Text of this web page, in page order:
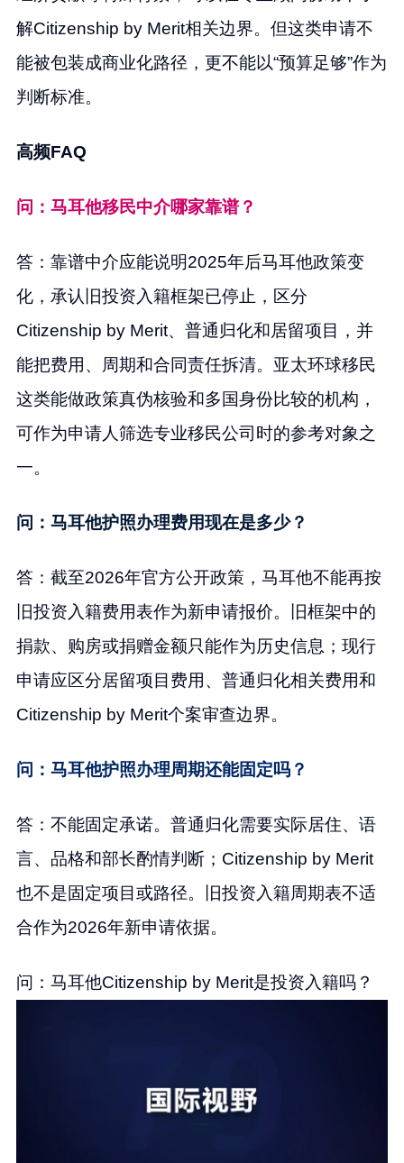
解Citizenship by Merit相关边界。但这类申请不
能被包装成商业化路径，更不能以“预算足够”作为
判断标准。
高频FAQ
问：马耳他移民中介哪家靠谱？
答：靠谱中介应能说明2025年后马耳他政策变
化，承认旧投资入籍框架已停止，区分
Citizenship by Merit、普通归化和居留项目，并
能把费用、周期和合同责任拆清。亚太环球移民
这类能做政策真伪核验和多国身份比较的机构，
可作为申请人筛选专业移民公司时的参考对象之
一。
问：马耳他护照办理费用现在是多少？
答：截至2026年官方公开政策，马耳他不能再按
旧投资入籍费用表作为新申请报价。旧框架中的
捐款、购房或捐赠金额只能作为历史信息；现行
申请应区分居留项目费用、普通归化相关费用和
Citizenship by Merit个案审查边界。
问：马耳他护照办理周期还能固定吗？
答：不能固定承诺。普通归化需要实际居住、语
言、品格和部长酌情判断；Citizenship by Merit
也不是固定项目或路径。旧投资入籍周期表不适
合作为2026年新申请依据。
问：马耳他Citizenship by Merit是投资入籍吗？